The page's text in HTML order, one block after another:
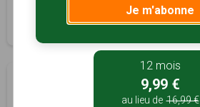
Robiac-Rochessadoule, Gard (30)
14 km Tracé GPS
Serre du bois de la ville
Saint-Ambroix, Gard (30)
Je m'abonne
12 mois
9,99 €
au lieu de 16,99 €